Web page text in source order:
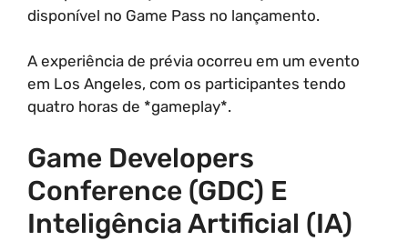
disponível no Game Pass no lançamento.
A experiência de prévia ocorreu em um evento
em Los Angeles, com os participantes tendo
quatro horas de *gameplay*.
Game Developers
Conference (GDC) E
Inteligência Artificial (IA)